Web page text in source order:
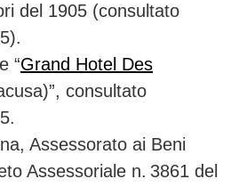
del 1905 (consultato
“Grand Hotel Des
consultato
Assessorato ai Beni
Assessoriale n. 3861 del